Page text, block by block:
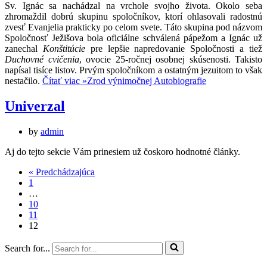
Sv. Ignác sa nachádzal na vrchole svojho života. Okolo seba
zhromaždil dobrú skupinu spoločníkov, ktorí ohlasovali radostnú
zvesť Evanjelia prakticky po celom svete. Táto skupina pod názvom
Spoločnosť Ježišova bola oficiálne schválená pápežom a Ignác už
zanechal Konštitúciepre lepšie napredovanie Spoločnosti a tiež
Duchovné cvičenia, ovocie 25-ročnej osobnej skúsenosti. Takisto
napísal tisíce listov. Prvým spoločníkom a ostatným jezuitom to však
nestačilo. Čítať viac »Zrod výnimočnej Autobiografie
Univerzal
by admin
Aj do tejto sekcie Vám prinesiem už čoskoro hodnotné články.
« Predchádzajúca
1
…
10
11
12
Search for...